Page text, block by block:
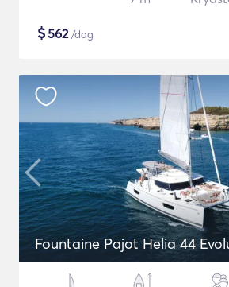
$562/dag
Fountaine Pajot Helia 44